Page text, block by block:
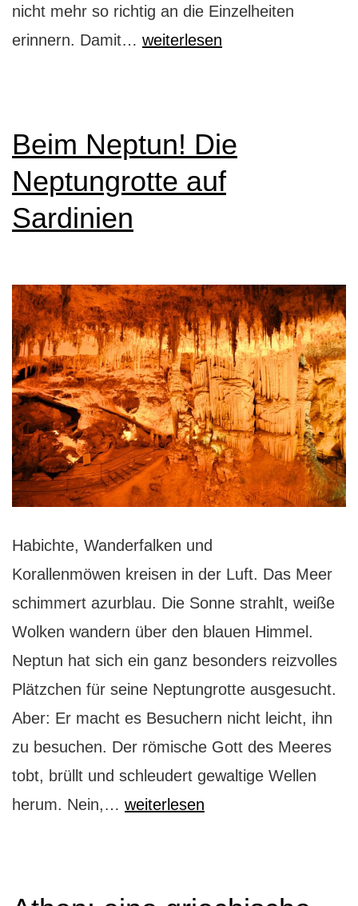
nicht mehr so richtig an die Einzelheiten
erinnern. Damit… Kopenhagen
WowPlaces
weiterlesen
Beim Neptun! Die
Neptungrotte auf
Sardinien
Habichte, Wanderfalken und
Korallenmöwen kreisen in der Luft. Das Meer
schimmert azurblau. Die Sonne strahlt, weiße
Wolken wandern über den blauen Himmel.
Neptun hat sich ein ganz besonders reizvolles
Plätzchen für seine Neptungrotte ausgesucht.
Aber: Er macht es Besuchern nicht leicht, ihn
zu besuchen. Der römische Gott des Meeres
tobt, brüllt und schleudert gewaltige Wellen
herum. Nein,… Beim
weiterlesen